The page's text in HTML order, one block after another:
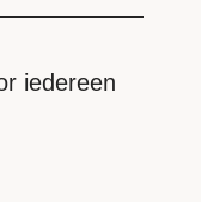
iedereen